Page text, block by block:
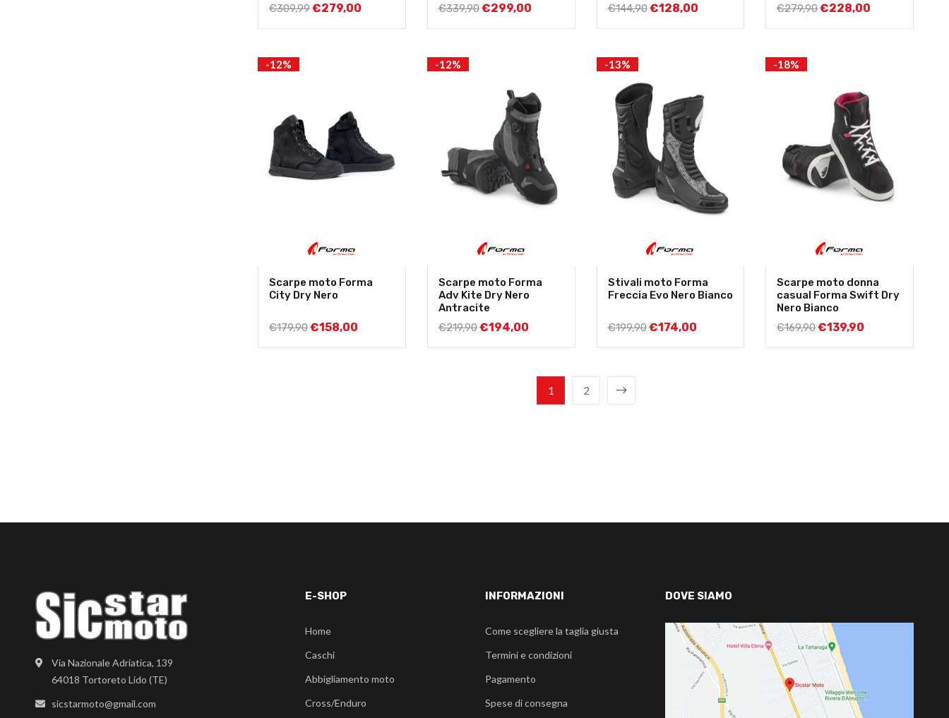
€309,99€279,00 €339,90€299,00 €144,90€128,00 €279,90€228,00
-12%
Scarpe moto Forma
City Dry Nero
€179,90€158,00
-12%
Scarpe moto Forma
Adv Kite Dry Nero
Antracite
€219,90€194,00
-13%
Stivali moto Forma
Freccia Evo Nero Bianco
€199,90€174,00
-18%
Scarpe moto donna
casual Forma Swift Dry
Nero Bianco
€169,90€139,90
1 2
Via Nazionale Adriatica, 139
64018 Tortoreto Lido (TE)
sicstarmoto@gmail.com
E-SHOP
Home
Caschi
Abbigliamento moto
Cross/Enduro
INFORMAZIONI
Come scegliere la taglia giusta
Termini e condizioni
Pagamento
Spese di consegna
DOVE SIAMO